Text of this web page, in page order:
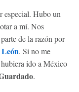
especial. Hubo un
a mí. Nos
de la razón por
León. Si no me
ido a México
.